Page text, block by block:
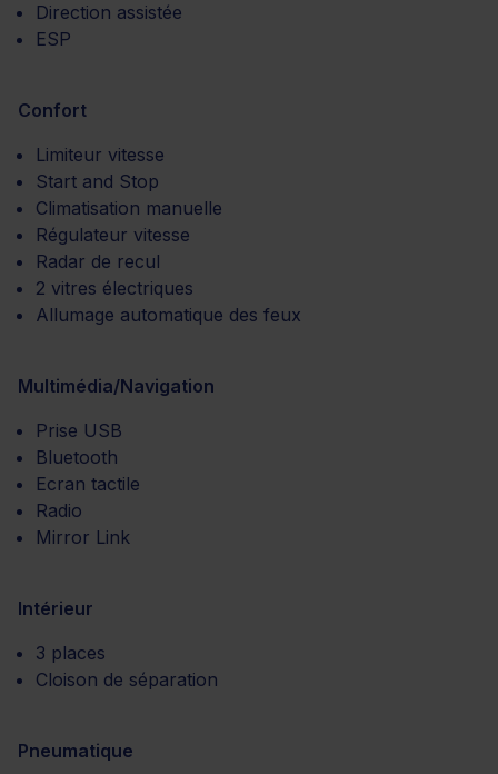
Direction assistée
ESP
Confort
Limiteur vitesse
Start and Stop
Climatisation manuelle
Régulateur vitesse
Radar de recul
2 vitres électriques
Allumage automatique des feux
Multimédia/Navigation
Prise USB
Bluetooth
Ecran tactile
Radio
Mirror Link
Intérieur
3 places
Cloison de séparation
Pneumatique